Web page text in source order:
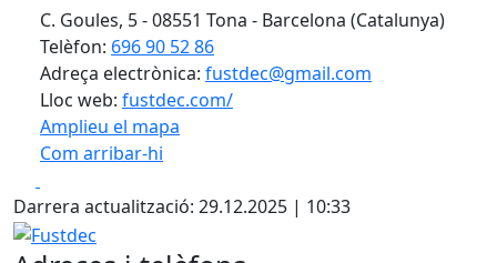
C. Goules, 5 - 08551 Tona - Barcelona (Catalunya)
Telèfon: 696 90 52 86
Adreça electrònica: fustdec@gmail.com
Lloc web: fustdec.com/
Amplieu el mapa
Com arribar-hi
+
−
Darrera actualització: 29.12.2025 | 10:33
Fustdec